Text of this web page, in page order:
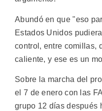
Abundó en que "eso
Estados Unidos
control, entre comillas,
caliente, y ese es un
Sobre la marcha del
el 7 de enero con las
grupo 12 días después